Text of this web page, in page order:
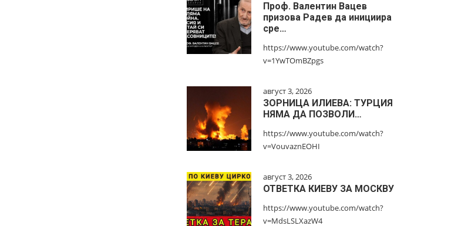
Проф. Валентин Вацев
призова Радев да инициира
сре…
https://www.youtube.com/watch?
v=1YwTOmBZpgs
август 3, 2026
ЗОРНИЦА ИЛИЕВА: ТУРЦИЯ
НЯМА ДА ПОЗВОЛИ…
https://www.youtube.com/watch?
v=VouvaznEOHI
август 3, 2026
ОТВЕТКА КИЕВУ ЗА МОСКВУ
https://www.youtube.com/watch?
v=MdsLSLXazW4